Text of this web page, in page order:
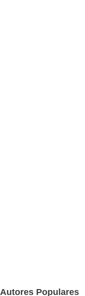
Autores Populares